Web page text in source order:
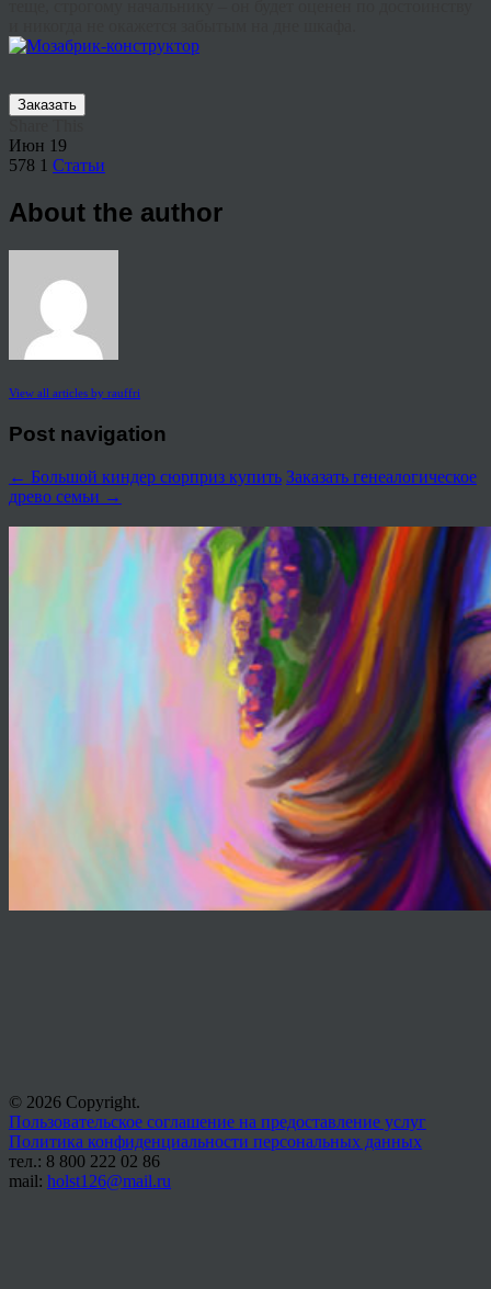
Заказать
Июн 19
578 1 Статьи
About the author
View all articles by rauffri
Post navigation
← Большой киндер сюрприз купить Заказать генеалогическое
древо семьи →
© 2026 Copyright.
Пользовательское соглашение на предоставление услуг
Политика конфиденциальности персональных данных
тел.: 8 800 222 02 86
mail: holst126@mail.ru